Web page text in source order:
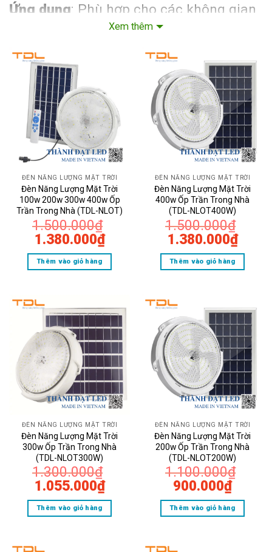
Ứng dụng: Phù hợp cho các không gian
lớn trong nhà như phòng khách, phòng
ngủ hoặc hành lang rộng.
Ưu điểm: Tiết kiệm điện năng, dễ lắp
đặt, không cần nguồn điện lưới, hoạt
động liên tục vào ban đêm nhờ năng
lượng lưu trữ từ pin mặt trời.
Đèn Năng Lượng Mặt Trời 100w Ốp Trần
Trong Nhà TDL-NLOT100W
2. Đèn Năng Lượng Mặt Trời 200w Ốp
Xem thêm
ĐÈN NĂNG LƯỢNG MẶT TRỜI
Đèn Năng Lượng Mặt Trời
100w 200w 300w 400w Ốp
Trần Trong Nhà (TDL-NLOT)
1.500.000₫
Giá
gốc
là:
1.380.000₫Giá
hiện
tại
Thêm vào giỏ hàng
ĐÈN NĂNG LƯỢNG MẶT TRỜI
Đèn Năng Lượng Mặt Trời
400w Ốp Trần Trong Nhà
(TDL-NLOT400W)
1.500.000₫
Giá
gốc
là:
1.380.000₫Giá
hiện
tại
Thêm vào giỏ hàng
ĐÈN NĂNG LƯỢNG MẶT TRỜI
Đèn Năng Lượng Mặt Trời
300w Ốp Trần Trong Nhà
(TDL-NLOT300W)
1.300.000₫
Giá
gốc
là:
1.055.000₫Giá
hiện
tại
Thêm vào giỏ hàng
ĐÈN NĂNG LƯỢNG MẶT TRỜI
Đèn Năng Lượng Mặt Trời
200w Ốp Trần Trong Nhà
(TDL-NLOT200W)
1.100.000₫
Giá
gốc
là:
900.000₫Giá
hiện
tại
Thêm vào giỏ hàng